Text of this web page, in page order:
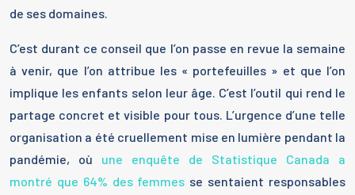
de ses domaines.
C’est durant ce conseil que l’on passe en revue la semaine
à venir, que l’on attribue les « portefeuilles » et que l’on
implique les enfants selon leur âge. C’est l’outil qui rend le
partage concret et visible pour tous. L’urgence d’une telle
organisation a été cruellement mise en lumière pendant la
pandémie, où une enquête de Statistique Canada a
montré que 64% des femmes se sentaient responsables